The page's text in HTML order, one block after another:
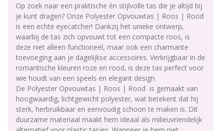
Op zoek naar een praktische én stijlvolle tas die je altijd bij
je kunt dragen? Onze Polyester Opvouwtas | Roos | Rood
is een echte eyecatcher! Dankzij het unieke ontwerp,
waarbij de tas zich opvouwt tot een compacte roos, is
deze niet alleen functioneel, maar ook een charmante
toevoeging aan je dagelijkse accessoires. Verkrijgbaar in de
romantische kleuren roze en rood, is deze tas perfect voor
wie houdt van een speels en elegant design.
De Polyester Opvouwtas | Roos | Rood is gemaakt van
hoogwaardig, lichtgewicht polyester, wat betekent dat hij
sterk, herbruikbaar en eenvoudig schoon te maken is. Dit
duurzame materiaal maakt hem ideaal als milieuvriendelijk